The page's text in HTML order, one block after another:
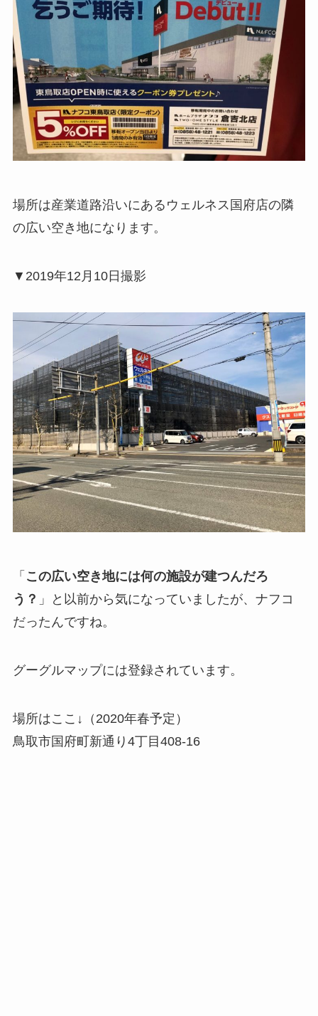
場所は産業道路沿いにあるウェルネス国府店の隣
の広い空き地になります。
▼2019年12月10日撮影
「 この広い空き地には何の施設が建つんだろ
う？ 」と以前から気になっていましたが、ナフコ
だったんですね。
グーグルマップには登録されています。
場所はここ↓（2020年春予定）
鳥取市国府町新通り4丁目408-16